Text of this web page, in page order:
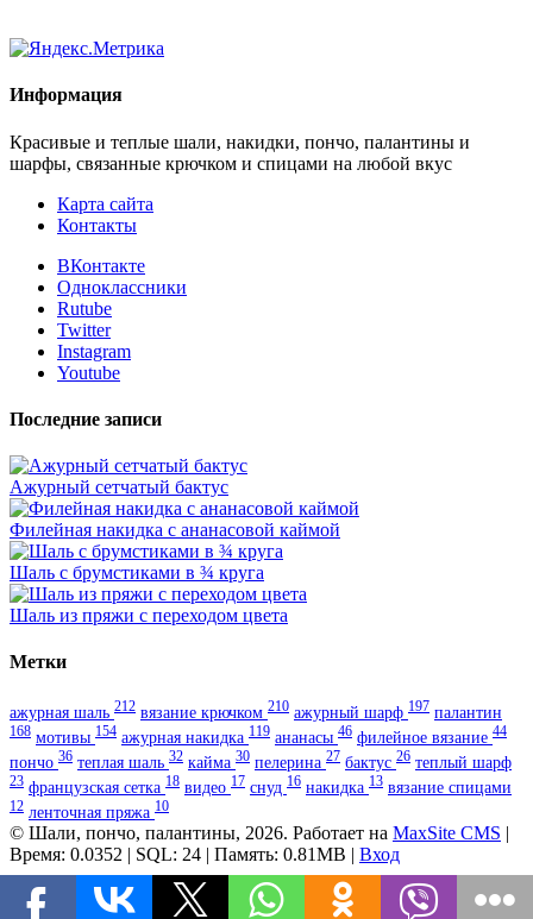
Информация
Красивые и теплые шали, накидки, пончо, палантины и
шарфы, связанные крючком и спицами на любой вкус
Карта сайта
Контакты
ВКонтакте
Одноклассники
Rutube
Twitter
Instagram
Youtube
Последние записи
Ажурный сетчатый бактус
Филейная накидка с ананасовой каймой
Шаль с брумстиками в ¾ круга
Шаль из пряжи с переходом цвета
Метки
ажурная шаль 212 вязание крючком 210 ажурный шарф 197 палантин
168 мотивы 154 ажурная накидка 119 ананасы 46 филейное вязание 44
пончо 36 теплая шаль 32 кайма 30 пелерина 27 бактус 26 теплый шарф
23 французская сетка 18 видео 17 снуд 16 накидка 13 вязание спицами
12 ленточная пряжа 10
© Шали, пончо, палантины, 2026. Работает на MaxSite CMS |
Время: 0.0352 | SQL: 24 | Память: 0.81MB | Вход